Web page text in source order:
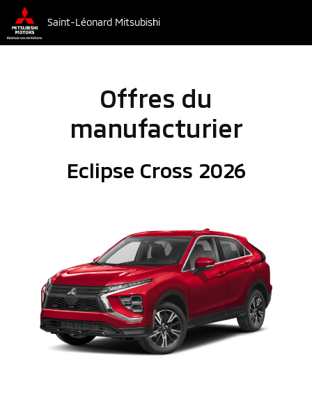
Saint-Léonard Mitsubishi
Offres du
manufacturier
Eclipse Cross 2026